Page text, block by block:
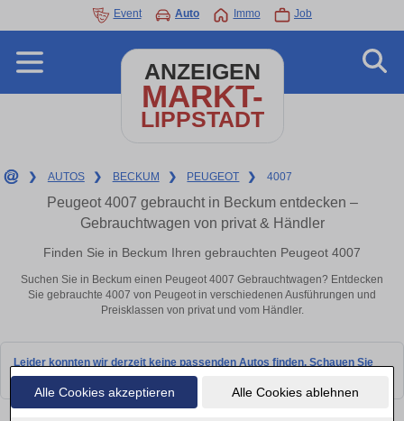
Alle Cookies akzeptieren Alle Cookies ablehnen
Event Auto Immo Job
ANZEIGEN
MARKT-
LIPPSTADT
❯ AUTOS ❯ BECKUM ❯ PEUGEOT ❯ 4007
Peugeot 4007 gebraucht in Beckum entdecken –
Gebrauchtwagen von privat & Händler
Finden Sie in Beckum Ihren gebrauchten Peugeot 4007
Suchen Sie in Beckum einen Peugeot 4007 Gebrauchtwagen? Entdecken
Sie gebrauchte 4007 von Peugeot in verschiedenen Ausführungen und
Preisklassen von privat und vom Händler.
Leider konnten wir derzeit keine passenden Autos finden. Schauen Sie
bald wieder vorbei!